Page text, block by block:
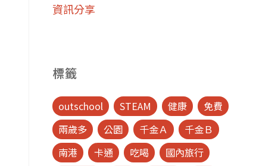
資訊分享
標籤
outschool STEAM 健康
免費
兩歲多
公園 千金Ａ
千金Ｂ
南港
卡通 吃喝
國內旅行